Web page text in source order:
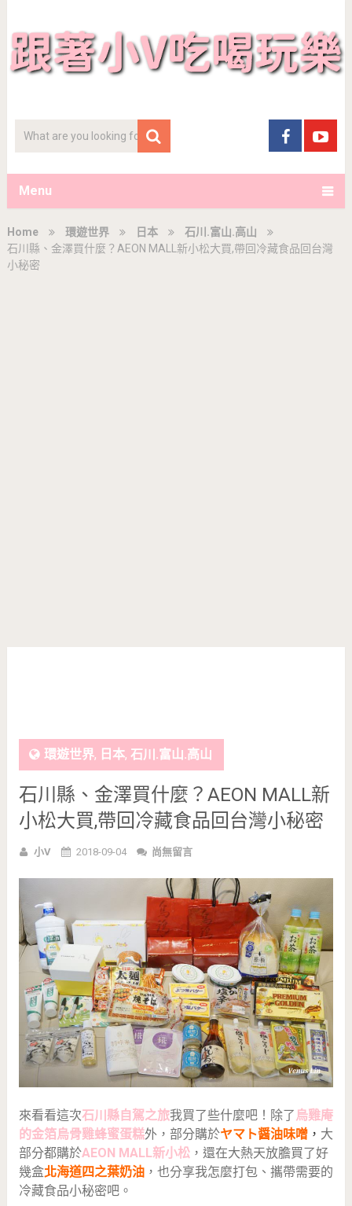
Menu
Home 環遊世界 日本
石川.富山.高山
石川縣、金澤買什麼？AEON MALL新小松大買,帶回冷藏食品回台灣
小秘密
環遊世界, 日本, 石川.富山.高山
石川縣、金澤買什麼？AEON MALL新
小松大買,帶回冷藏食品回台灣小秘密
小V 2018-09-04 尚無留言
來看看這次石川縣自駕之旅我買了些什麼吧！除了烏雞庵
的金箔烏骨雞蜂蜜蛋糕外，部分購於ヤマト醤油味噌， 大
部分都購於AEON MALL新小松，還在大熱天放膽買了好
幾盒北海道四之葉奶油，也分享我怎麼打包、攜帶需要的
冷藏食品小秘密吧。